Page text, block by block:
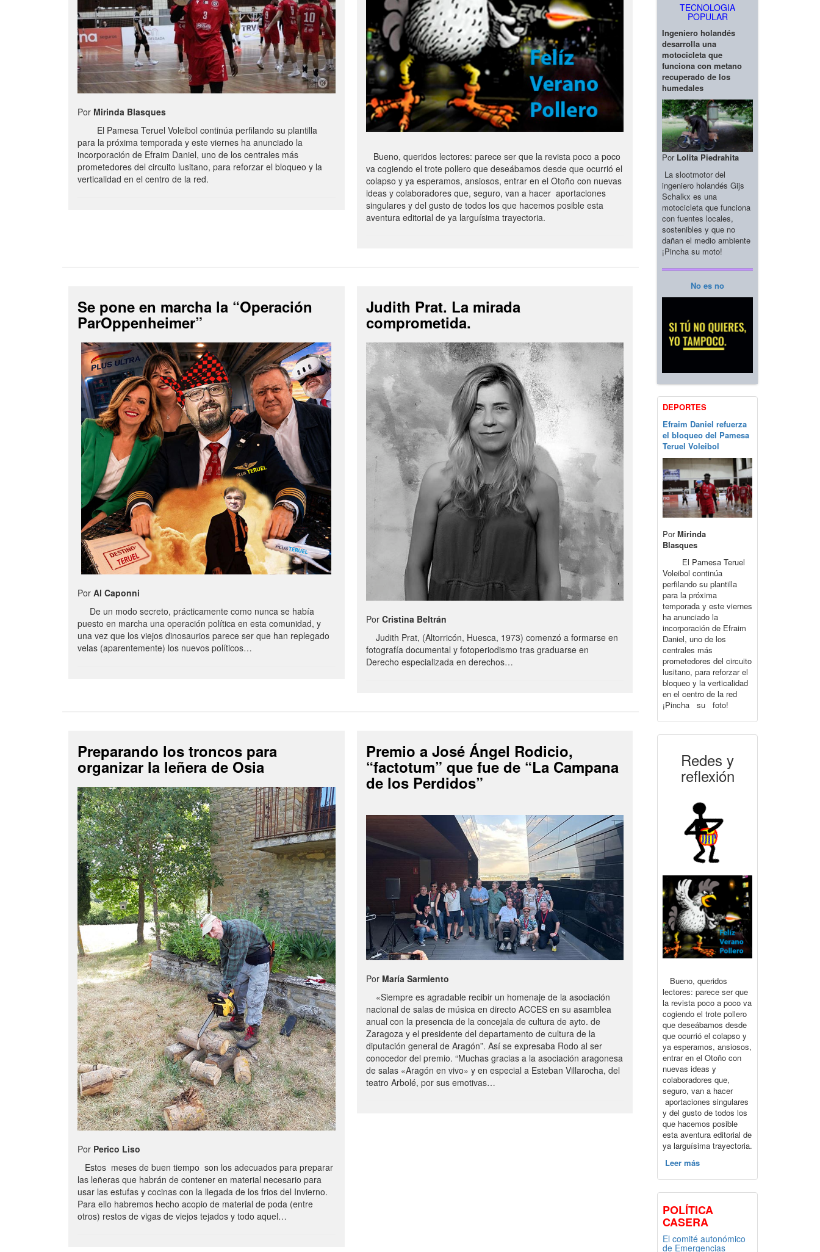
Por Mirinda Blasques
El Pamesa Teruel Voleibol continúa perfilando su plantilla
para la próxima temporada y este viernes ha anunciado la
incorporación de Efraim Daniel, uno de los centrales más
prometedores del circuito lusitano, para reforzar el bloqueo y la
verticalidad en el centro de la red.
Bueno, queridos lectores: parece ser que la revista poco a poco
va cogiendo el trote pollero que deseábamos desde que ocurrió el
colapso y ya esperamos, ansiosos, entrar en el Otoño con nuevas
ideas y colaboradores que, seguro, van a hacer aportaciones
singulares y del gusto de todos los que hacemos posible esta
aventura editorial de ya larguísima trayectoria.
Se pone en marcha la “Operación
ParOppenheimer”
Por Al Caponni
De un modo secreto, prácticamente como nunca se había
puesto en marcha una operación política en esta comunidad, y
una vez que los viejos dinosaurios parece ser que han replegado
velas (aparentemente) los nuevos políticos…
Judith Prat. La mirada
comprometida.
PorCristina Beltrán
Judith Prat, (Altorricón, Huesca, 1973) comenzó a formarse en
fotografía documental y fotoperiodismo tras graduarse en
Derecho especializada en derechos…
Preparando los troncos para
organizar la leñera de Osia
Por Perico Liso
Estos meses de buen tiempo son los adecuados para preparar
las leñeras que habrán de contener en material necesario para
usar las estufas y cocinas con la llegada de los frios del Invierno.
Para ello habremos hecho acopio de material de poda (entre
otros) restos de vigas de viejos tejados y todo aquel…
Premio a José Ángel Rodicio,
“factotum” que fue de “La Campana
de los Perdidos”
Por María Sarmiento
«Siempre es agradable recibir un homenaje de la asociación
nacional de salas de música en directo ACCES en su asamblea
anual con la presencia de la concejala de cultura de ayto. de
Zaragoza y el presidente del departamento de cultura de la
diputación general de Aragón”. Así se expresaba Rodo al ser
conocedor del premio. “Muchas gracias a la asociación aragonesa
de salas «Aragón en vivo» y en especial a Esteban Villarocha, del
teatro Arbolé, por sus emotivas…
TECNOLOGIA
POPULAR
Ingeniero holandés
desarrolla una
motocicleta que
funciona con metano
recuperado de los
humedales
Por Lolita Piedrahita
La slootmotor del
ingeniero holandés Gijs
Schalkx es una
motocicleta que funciona
con fuentes locales,
sostenibles y que no
dañan el medio ambiente
¡Pincha su moto!
No es no
DEPORTES
Efraim Daniel refuerza
el bloqueo del Pamesa
Teruel Voleibol
PorMirinda
Blasques
El Pamesa Teruel
Voleibol continúa
perfilando su plantilla
para la próxima
temporada y este viernes
ha anunciado la
incorporación de Efraim
Daniel, uno de los
centrales más
prometedores del circuito
lusitano, para reforzar el
bloqueo y la verticalidad
en el centro de la red
¡Pincha su foto!
Redes y
reflexión
Bueno, queridos
lectores: parece ser que
la revista poco a poco va
cogiendo el trote pollero
que deseábamos desde
que ocurrió el colapso y
ya esperamos, ansiosos,
entrar en el Otoño con
nuevas ideas y
colaboradores que,
seguro, van a hacer
aportaciones singulares
y del gusto de todos los
que hacemos posible
esta aventura editorial de
ya larguísima trayectoria.
Leer más
POLÍTICA
CASERA
El comité autonómico
de Emergencias